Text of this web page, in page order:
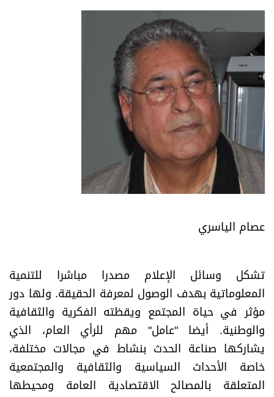
عصام الياسري
تشكل وسائل الإعلام مصدرا مباشرا للتنمية
المعلوماتية بهدف الوصول لمعرفة الحقيقة. ولها دور
مؤثر في حياة المجتمع ويقظته الفكرية والثقافية
والوطنية. أيضا "عامل" مهم للرأي العام، الذي
يشاركها صناعة الحدث بنشاط في مجالات مختلفة،
خاصة الأحداث السياسية والثقافية والمجتمعية
المتعلقة بالمصالح الاقتصادية العامة ومحيطها